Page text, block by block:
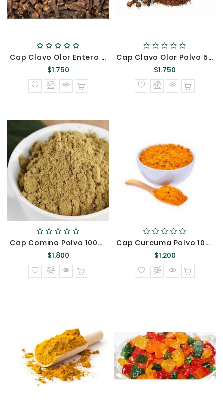
Cap Clavo Olor Entero 50GR ::::/
$1.750
normal
Cap Clavo Olor Polvo 50 GRS ::::/
$1.750
normal
Cap Comino Polvo 100GR ::::/
$1.800
normal
Cap Curcuma Polvo 100GR {}
$1.200Precio
normal